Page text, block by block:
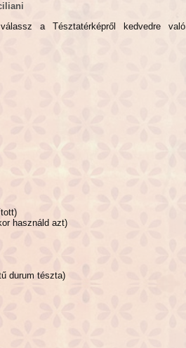
a Tésztatérképről kedvedre való
használd azt)
durum tészta)